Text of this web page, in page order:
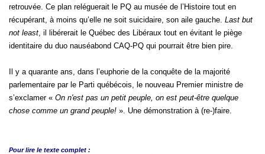
retrouvée. Ce plan reléguerait le PQ au musée de l’Histoire tout en
récupérant, à moins qu’elle ne soit suicidaire, son aile gauche. Last but
not least , il libérerait le Québec des Libéraux tout en évitant le piège
identitaire du duo nauséabond CAQ-PQ qui pourrait être bien pire.
Il y a quarante ans, dans l’euphorie de la conquête de la majorité
parlementaire par le Parti québécois, le nouveau Premier ministre de
s’exclamer « On n'est pas un petit peuple, on est peut-être quelque
chose comme un grand peuple! ». Une démonstration à (re-)faire.
Pour lire le texte complet :